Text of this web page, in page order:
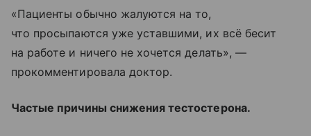
«Пациенты обычно жалуются на то,
что просыпаются уже уставшими, их всё бесит
на работе и ничего не хочется делать», —
прокомментировала доктор.
Частые причины снижения тестостерона.